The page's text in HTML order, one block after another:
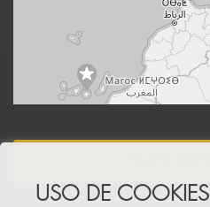
USO DE COOKIES